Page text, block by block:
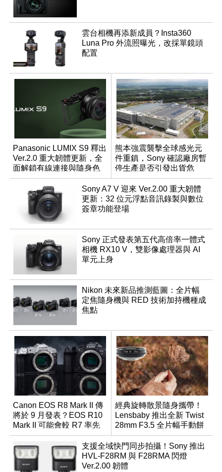
雲台相機再添新成員？Insta360
Luna Pro 外流照曝光，改採單鏡頭
配置
Panasonic LUMIX S9 釋出
Ver.2.0 重大韌體更新，全
面解鎖有線連接與隨身色
調編輯
熊本強震襲擊全球感光元
件重鎮，Sony 確認廠房暫
停生產是否引發出貨危
機？
Sony A7 V 迎來 Ver.2.00 重大韌體
更新：32 位元浮點音訊錄製與數位
簽章功能登場
Sony 正式發表第五代高倍率一體式
相機 RX10 V，雙影像處理器與 AI
單元上身
Nikon 未來新品推測藍圖：全片幅
定焦隨身機與 RED 技術加持機種成
焦點
Canon EOS R8 Mark II 傳
將於 9 月發表？EOS R10
Mark II 可能會較 R7 率先
推出
經典旋轉散景隨身攜帶！
Lensbaby 推出全新 Twist
28mm F3.5 全片幅手動餅
乾鏡
支援全域快門同步拍攝！Sony 推出
HVL-F28RM 與 F28RMA 閃燈
Ver.2.00 韌體